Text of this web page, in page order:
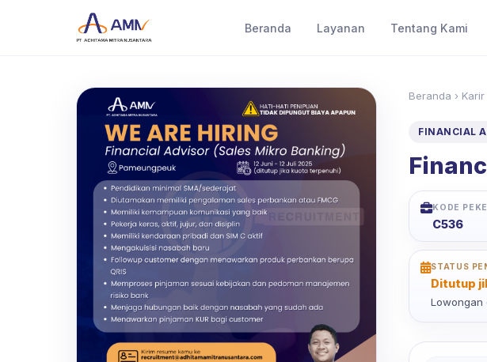
Beranda Layanan Tentang Kami
Beranda › Karir
FINANCIAL
KODE
C536
STATUS
Ditutup
Lowongan